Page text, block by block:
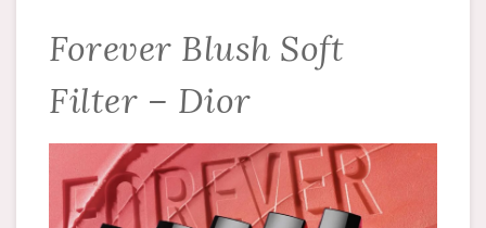
Forever Blush Soft
Filter – Dior